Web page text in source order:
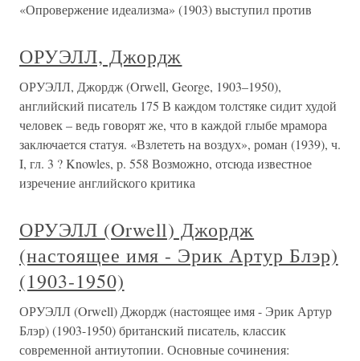
«Опровержение идеализма» (1903) выступил против
ОРУЭЛЛ, Джордж
ОРУЭЛЛ, Джордж (Orwell, George, 1903–1950),
английский писатель 175 В каждом толстяке сидит худой
человек – ведь говорят же, что в каждой глыбе мрамора
заключается статуя. «Взлететь на воздух», роман (1939), ч.
I, гл. 3 ? Knowles, p. 558 Возможно, отсюда известное
изречение английского критика
ОРУЭЛЛ (Orwell) Джордж
(настоящее имя - Эрик Артур Блэр)
(1903-1950)
ОРУЭЛЛ (Orwell) Джордж (настоящее имя - Эрик Артур
Блэр) (1903-1950) британский писатель, классик
современной антиутопии. Основные сочинения: